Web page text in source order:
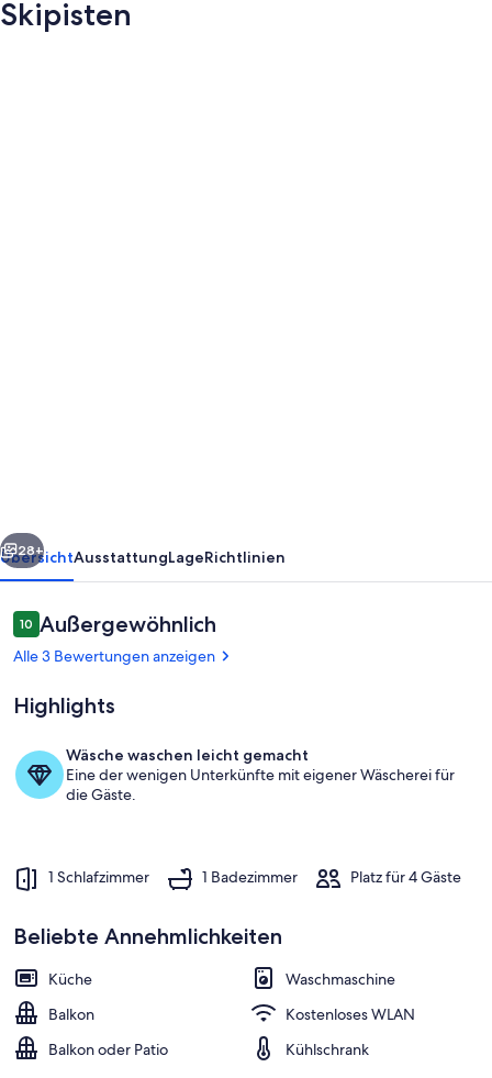
Skipisten
Terrasse / Balkon
Weiter
28+
ÜbersichtAusstattungLageRichtlinien
Bewertungen
1010 von 10.
Außergewöhnlich
Alle 3 Bewertungen anzeigen
Highlights
Wäsche waschen leicht gemacht
Eine der wenigen Unterkünfte mit eigener Wäscherei für
die Gäste.
1 Schlafzimmer 1 Badezimmer Platz für 4 Gäste
Beliebte Annehmlichkeiten
Küche
Waschmaschine
Balkon
Kostenloses WLAN
Balkon oder Patio
Kühlschrank